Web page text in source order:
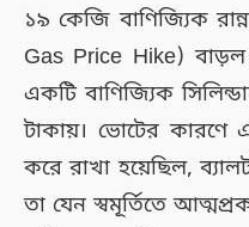
১৯ কেজি বাণিজ্যিক
Gas Price Hike)
একটি বাণিজ্যিক
টাকায়। ভোটের কারণে
করে রাখা হয়েছিল,
তা যেন স্বমূর্তিতে